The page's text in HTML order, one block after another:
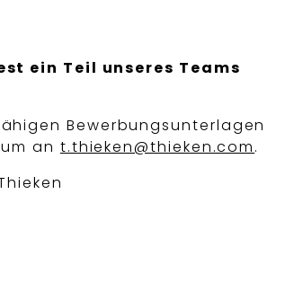
ein Teil unseres Teams
Bewerbungsunterlagen
an t.thieken@thieken.com.